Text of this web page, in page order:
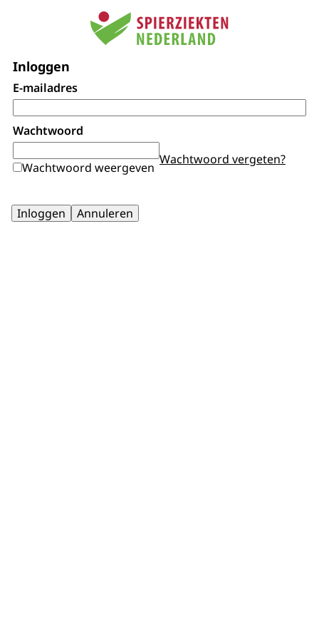
Inloggen
E-mailadres
Wachtwoord
Wachtwoord weergeven
Wachtwoord vergeten?
Inloggen Annuleren